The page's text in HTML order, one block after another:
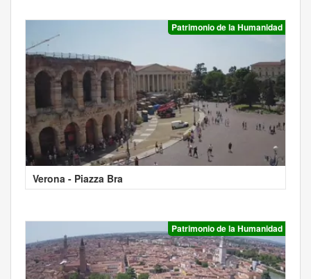
Patrimonio de la Humanidad
Verona - Piazza Bra
Patrimonio de la Humanidad